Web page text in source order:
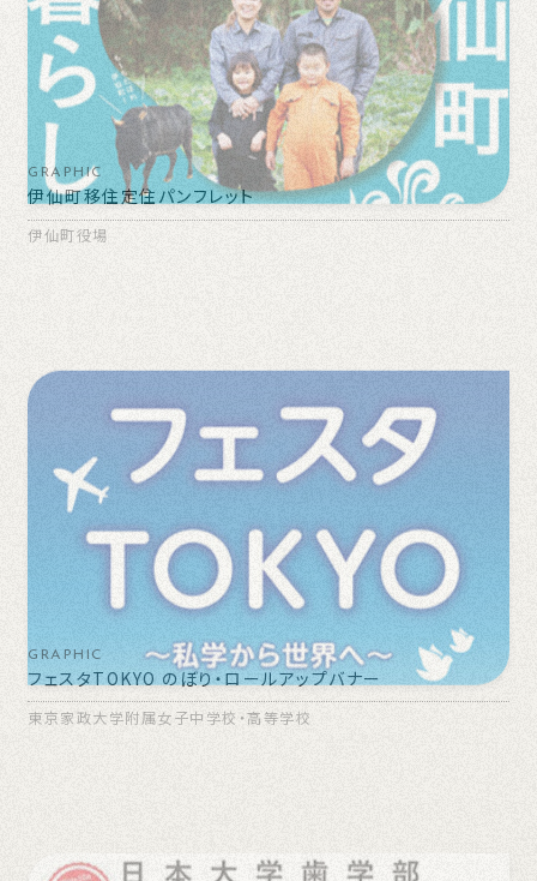
GRAPHIC
伊仙町移住定住パンフレット
伊仙町役場
GRAPHIC
フェスタTOKYO のぼり・ロールアップバナー
東京家政大学附属女子中学校・高等学校